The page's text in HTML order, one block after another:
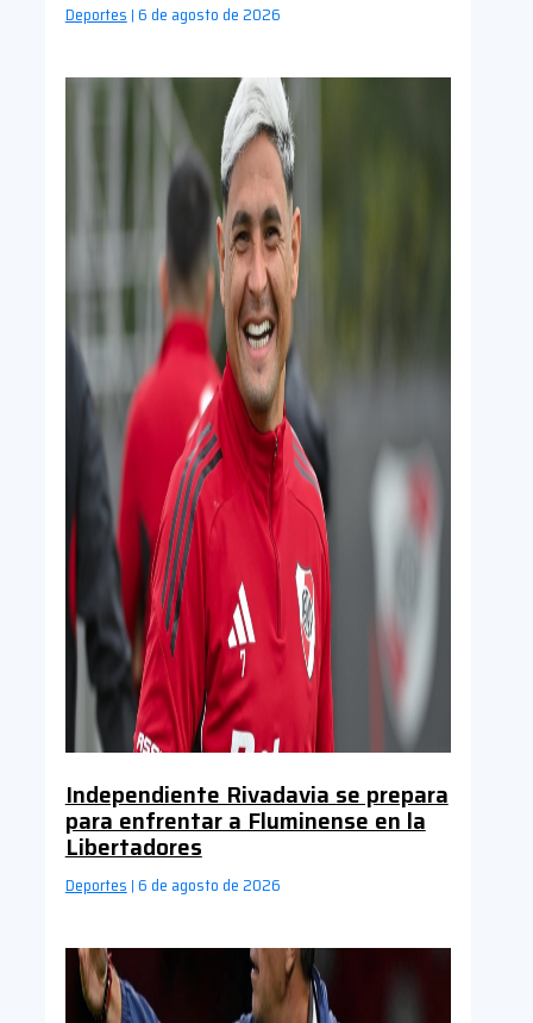
Deportes | 6 de agosto de 2026
Independiente Rivadavia se prepara
para enfrentar a Fluminense en la
Libertadores
Deportes | 6 de agosto de 2026